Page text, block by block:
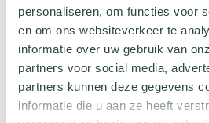
personaliseren, om functies voor
en om ons websiteverkeer te
informatie over uw gebruik van
partners voor social media,
partners kunnen deze gegevens
informatie die u aan ze heeft